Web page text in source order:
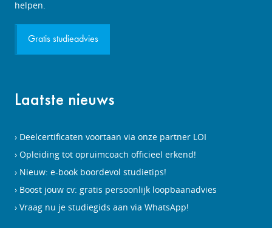
aanvragen
helpen.
Gratis studieadvies
Laatste nieuws
Deelcertificaten voortaan via onze partner LOI
Opleiding tot opruimcoach officieel erkend!
Nieuw: e-book boordevol studietips!
Boost jouw cv: gratis persoonlijk loopbaanadvies
Vraag nu je studiegids aan via WhatsApp!